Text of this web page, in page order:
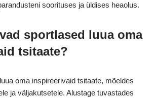
soorituses ja üldises heaolus.
sportlased luua oma
tsitaate?
oma inspireerivaid tsitaate, mõeldes
ja väljakutsetele. Alustage tuvastades